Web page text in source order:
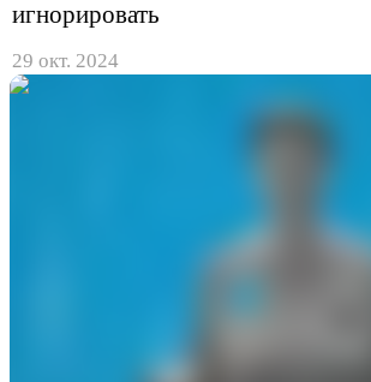
игнорировать
29 окт. 2024